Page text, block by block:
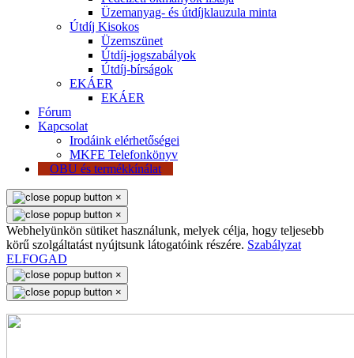
Üzemanyag- és útdíjklauzula minta
Útdíj Kisokos
Üzemszünet
Útdíj-jogszabályok
Útdíj-bírságok
EKÁER
EKÁER
Fórum
Kapcsolat
Irodáink elérhetőségei
MKFE Telefonkönyv
OBU és termékkínálat
×
×
Webhelyünkön sütiket használunk, melyek célja, hogy teljesebb
körű szolgáltatást nyújtsunk látogatóink részére. Szabályzat
ELFOGAD
×
×